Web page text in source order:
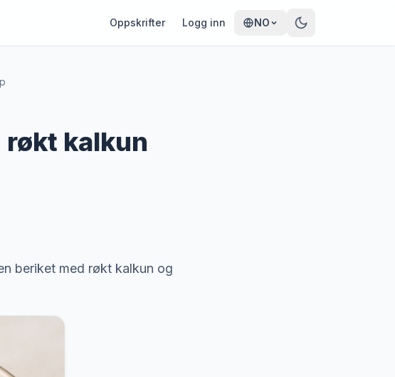
Oppskrifter Logg inn NO
kalkun
beriket med røkt kalkun og